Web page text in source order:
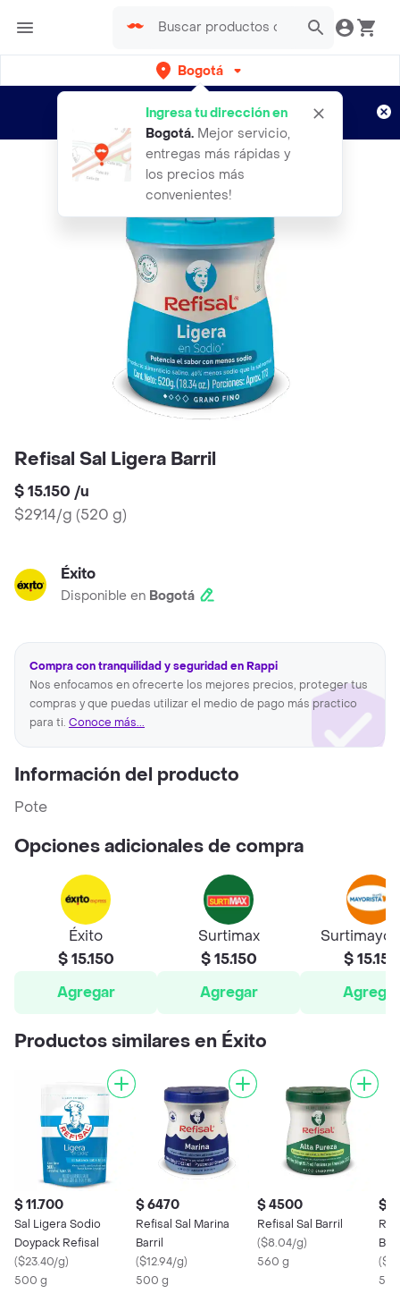
Bogotá
Ingresa tu dirección en
Bogotá. Mejor servicio,
entregas más rápidas y
los precios más
convenientes!
envíos gratis por semanas
Aplican TyC
Refisal Sal Ligera Barril
$ 15.150 /u
$29.14/g (520 g)
Éxito
Disponible en Bogotá
Compra con tranquilidad y seguridad en Rappi
Nos enfocamos en ofrecerte los mejores precios, proteger tus
compras y que puedas utilizar el medio de pago más practico
para ti. Conoce más...
Información del producto
Pote
Opciones adicionales de compra
Éxito
$ 15.150
Agregar
Surtimax
$ 15.150
Agregar
$ 15.150
Agregar
Productos similares en Éxito
$ 11.700
Sal Ligera Sodio
Doypack Refisal
($23.40/g)
500 g
$ 6470
Refisal Sal Marina
Barril
($12.94/g)
500 g
$ 4500
Refisal Sal Barril
($8.04/g)
560 g
$
(